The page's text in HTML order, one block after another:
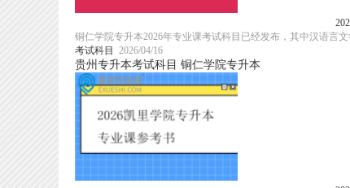
铜仁学院专升本2026年专业课考试科目已经发布，其中汉语言
考试科目
2026/04/16
贵州专升本考试科目 铜仁学院专升本